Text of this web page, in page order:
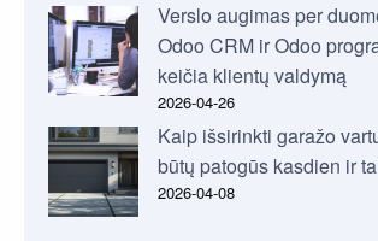
Verslo augimas per
Odoo CRM ir Odoo
keičia klientų valdymą
2026-04-26
Kaip išsirinkti garažo
būtų patogūs kasdien ir
2026-04-08